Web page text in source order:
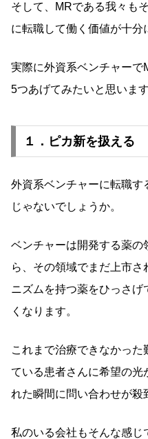
そして、MRである我々も
に転職して働く価値が十分
実際に外資系ベンチャーで
5つあげてみたいと思います
１．ピカ新を扱える
外資系ベンチャーに転職
じゃないでしょうか。
ベンチャーは開発する薬
ら、その領域でまだ上市
ニズムを持つ薬をひっさ
くなります。
これまで治療できなかっ
ている患者さんに希望の光
れた瞬間に問い合わせが殺
私のいる会社もそんな感じ